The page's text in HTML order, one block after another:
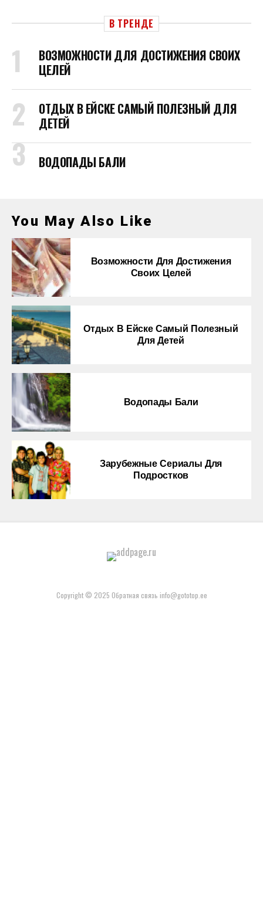
В ТРЕНДЕ
ВОЗМОЖНОСТИ ДЛЯ ДОСТИЖЕНИЯ СВОИХ
ЦЕЛЕЙ
ОТДЫХ В ЕЙСКЕ САМЫЙ ПОЛЕЗНЫЙ ДЛЯ
ДЕТЕЙ
ВОДОПАДЫ БАЛИ
You May Also Like
Возможности Для Достижения
Своих Целей
Отдых В Ейске Самый Полезный
Для Детей
Водопады Бали
Зарубежные Сериалы Для
Подростков
Copyright © 2025 Обратная связь info@gototop.ee